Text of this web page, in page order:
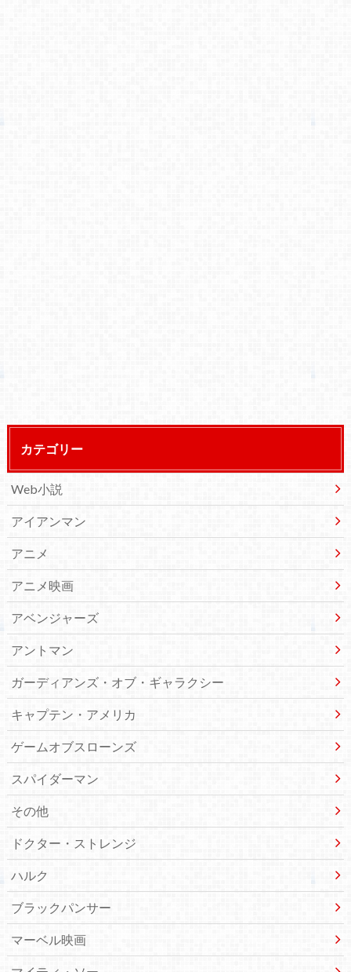
カテゴリー
Web小説
アイアンマン
アニメ
アニメ映画
アベンジャーズ
アントマン
ガーディアンズ・オブ・ギャラクシー
キャプテン・アメリカ
ゲームオブスローンズ
スパイダーマン
その他
ドクター・ストレンジ
ハルク
ブラックパンサー
マーベル映画